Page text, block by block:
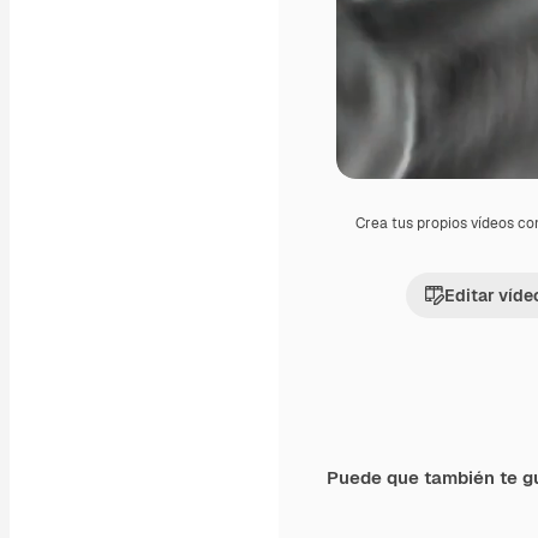
Crea tus propios vídeos
Editar
Puede que también te